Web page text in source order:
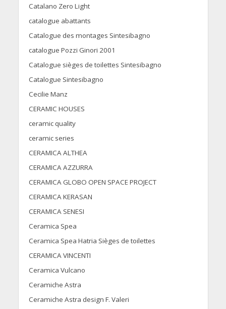
Catalano Zero Light
catalogue abattants
Catalogue des montages Sintesibagno
catalogue Pozzi Ginori 2001
Catalogue sièges de toilettes Sintesibagno
Catalogue Sintesibagno
Cecilie Manz
CERAMIC HOUSES
ceramic quality
ceramic series
CERAMICA ALTHEA
CERAMICA AZZURRA
CERAMICA GLOBO OPEN SPACE PROJECT
CERAMICA KERASAN
CERAMICA SENESI
Ceramica Spea
Ceramica Spea Hatria Sièges de toilettes
CERAMICA VINCENTI
Ceramica Vulcano
Ceramiche Astra
Ceramiche Astra design F. Valeri